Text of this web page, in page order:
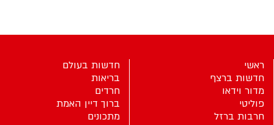
ראשי
חדשות ברצף
מדור וידאו
פוליטי
חרבות ברזל
חדשות בעולם
בריאות
חרדים
ברוך דיין האמת
מתכונים